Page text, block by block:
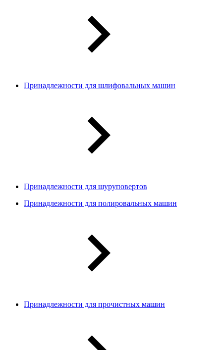
Принадлежности для шлифовальных машин
Принадлежности для шуруповертов
Принадлежности для полировальных машин
Принадлежности для прочистных машин